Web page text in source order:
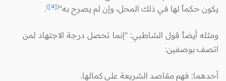
يكون حكماً لها في ذلك المحل، وإن لم يصرح به"(
[4]
)
.
ومثله أيضاً قول الشاطبي: "إنما تحصل درجة الاجتهاد لمن
اتصف بوصفين:
أحدهما: فهم مقاصد الشريعة على كمالها.